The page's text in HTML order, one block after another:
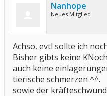
Nanhope
Neues Mitglied
Achso, evtl sollte ich
Bisher gibts keine
auch keine
tierische schmerzen ^^.
sowie der